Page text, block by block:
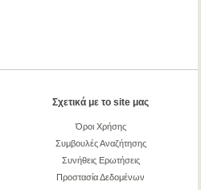
Σχετικά με το site μας
Όροι Χρήσης
Συμβουλές Αναζήτησης
Συνήθεις Ερωτήσεις
Προστασία Δεδομένων